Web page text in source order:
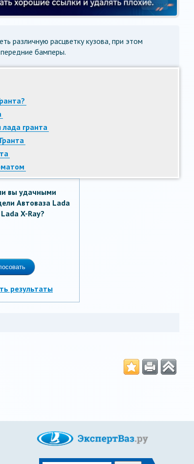
Реклама
различную расцветку кузова, при этом
бамперы.
гранта
вы удачными
Автоваза Lada
X-Ray?
результаты